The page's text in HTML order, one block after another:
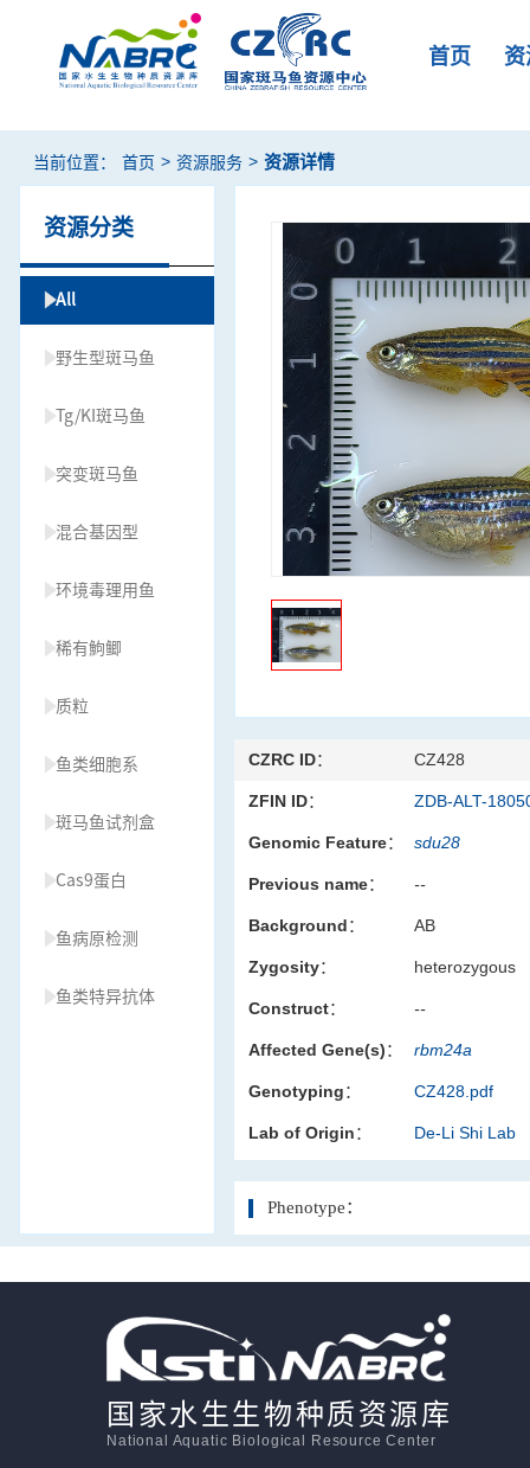
首页
当前位置： 首页 > 资源服务 > 资源详情
资源分类
All
野生型斑马鱼
Tg/KI斑马鱼
突变斑马鱼
混合基因型
环境毒理用鱼
稀有鮈鲫
质粒
鱼类细胞系
斑马鱼试剂盒
Cas9蛋白
鱼病原检测
鱼类特异抗体
CZRC ID： CZ428
ZFIN ID： ZDB-ALT-
Genomic Feature： sdu28
Previous name： --
Background： AB
Zygosity： heterozygous
Construct： --
Affected Gene(s)： rbm24a
Genotyping： CZ428.pdf
Lab of Origin： De-Li Shi Lab
Phenotype：
国家水生生物种质资源库
National Aquatic Biological Resource Center